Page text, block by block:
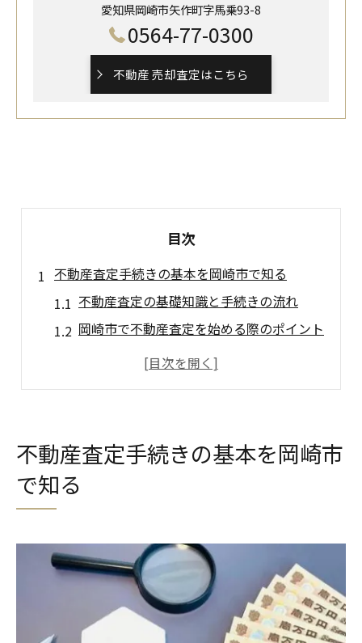
愛知県岡崎市矢作町字馬乗93-8
0564-77-0300
不動産 売却査定はこちら
目次
不動産査定手続きの基本を岡崎市で知る
不動産査定の基礎知識と手続きの流れ
岡崎市で不動産査定を始める際のポイント
不動産査定に必要な準備と注意点を解説
スムーズな不動産査定を進める現場術
現場で役立つ不動産査定手続きの工夫
不動産査定をスムーズに進める秘訣を紹介
手続きを効率化するためのチェックリスト
不動産査定現場でよくあるトラブル対策
岡崎市の不動産査定に役立つ準備と流れ
不動産査定前に準備しておく書類一覧
不動産査定手続きの基本を岡崎市
で知る